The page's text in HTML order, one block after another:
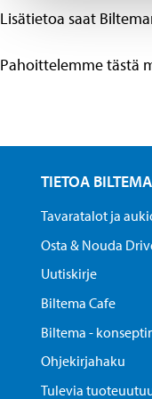
Lisätietoa saat
Pahoittelemme tästä
TIETOA
Tavaratalot ja
Osta & Nouda
Uutiskirje
Biltema Cafe
Biltema -
Ohjekirjahaku
Tulevia